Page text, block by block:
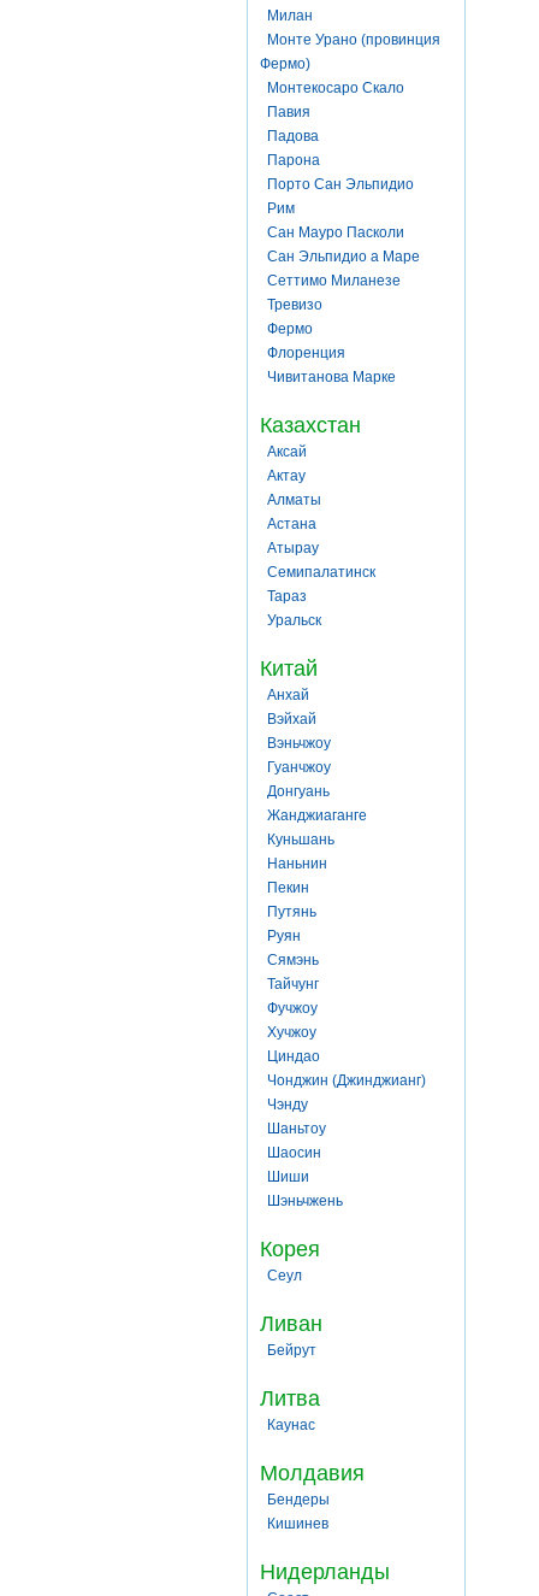
Милан
Монте Урано (провинция
Фермо)
Монтекосаро Скало
Павия
Падова
Парона
Порто Сан Эльпидио
Рим
Сан Мауро Пасколи
Сан Эльпидио а Маре
Сеттимо Миланезе
Тревизо
Фермо
Флоренция
Чивитанова Марке
Казахстан
Аксай
Актау
Алматы
Астана
Атырау
Семипалатинск
Тараз
Уральск
Китай
Анхай
Вэйхай
Вэньчжоу
Гуанчжоу
Донгуань
Жанджиаганге
Куньшань
Наньнин
Пекин
Путянь
Руян
Сямэнь
Тайчунг
Фучжоу
Хучжоу
Циндао
Чонджин (Джинджианг)
Чэнду
Шаньтоу
Шаосин
Шиши
Шэньчжень
Корея
Сеул
Ливан
Бейрут
Литва
Каунас
Молдавия
Бендеры
Кишинев
Нидерланды